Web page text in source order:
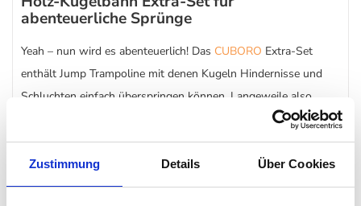
Zustimmung Details Über Cookies
abenteuerliche Sprünge
Yeah – nun wird es abenteuerlich! Das CUBORO Extra-Set
enthält Jump Trampoline mit denen Kugeln Hindernisse und
Schluchten einfach überspringen können. Langeweile also
Mit dem Extra-Set erweitern sie so die CUBORO Starter- /
Standard Sets. Dem Murmelbahn Spaß sind also fast keine